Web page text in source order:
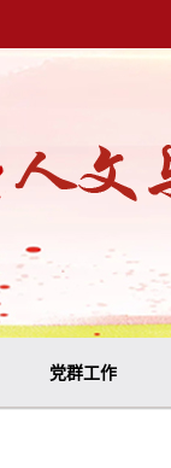
党群工作